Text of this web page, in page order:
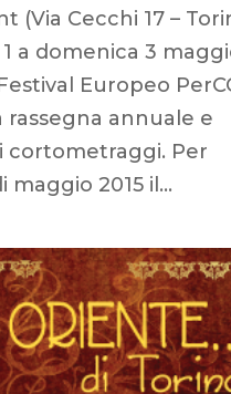
(Via Cecchi 17 –
a domenica 3
Europeo
rassegna annuale e
cortometraggi. Per
maggio 2015 il...